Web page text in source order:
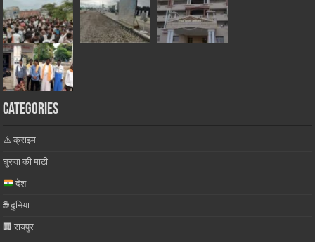
Categories
⚠️ क्राइम
घुरुवा की माटी
देश
🌐 दुनिया
🏢 रायपुर